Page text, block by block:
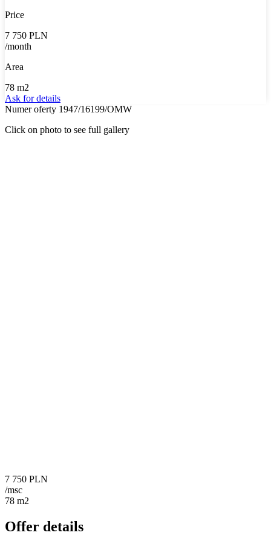
Price
7 750 PLN
/month
Area
78 m2
Ask for details
Numer oferty 1947/16199/OMW
Click on photo to see full gallery
7 750 PLN
/msc
78 m2
Offer details